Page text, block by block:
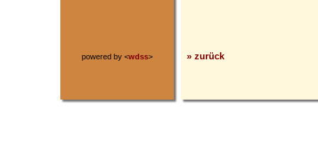
powered by <wdss> » zurück